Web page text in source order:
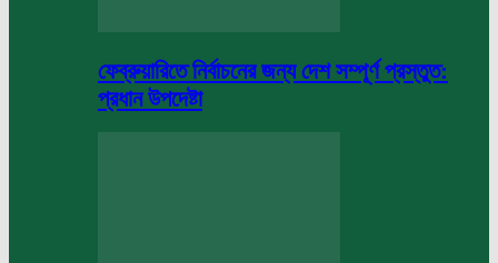
ফেব্রুয়ারিতে নির্বাচনের জন্য দেশ সম্পূর্ণ প্রস্তুত:
প্রধান উপদেষ্টা